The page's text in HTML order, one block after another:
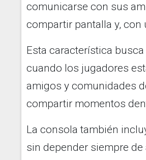
comunicarse con sus
compartir pantalla y, con
Esta característica
cuando los jugadores
amigos y comunidades
compartir momentos
La consola también
sin depender siempre